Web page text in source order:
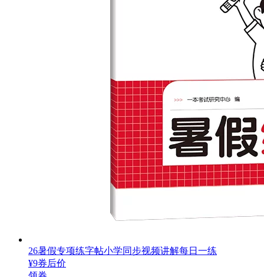
26暑假专项练字帖小学同步视频讲解每日一练
¥9券后价